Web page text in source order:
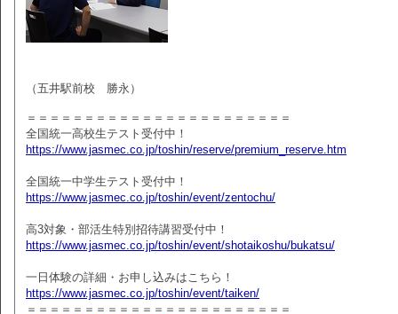
（五井駅前校 勝永）
＝＝＝＝＝＝＝＝＝＝＝＝＝＝＝＝＝＝＝＝＝＝＝
全国統一高校生テスト受付中！
https://www.jasmec.co.jp/toshin/reserve/premium_reserve.htm
全国統一中学生テスト受付中！
https://www.jasmec.co.jp/toshin/event/zentochu/
高3対象・部活生特別招待講習受付中！
https://www.jasmec.co.jp/toshin/event/shotaikoshu/bukatsu/
一日体験の詳細・お申し込みはこちら！
https://www.jasmec.co.jp/toshin/event/taiken/
＝＝＝＝＝＝＝＝＝＝＝＝＝＝＝＝＝＝＝＝＝＝＝